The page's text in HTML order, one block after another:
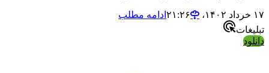
۱۷ خرداد ۱۴۰۲،‏ ۲۱:۲۶
ادامه مطلب
تبلیغات
دانلود